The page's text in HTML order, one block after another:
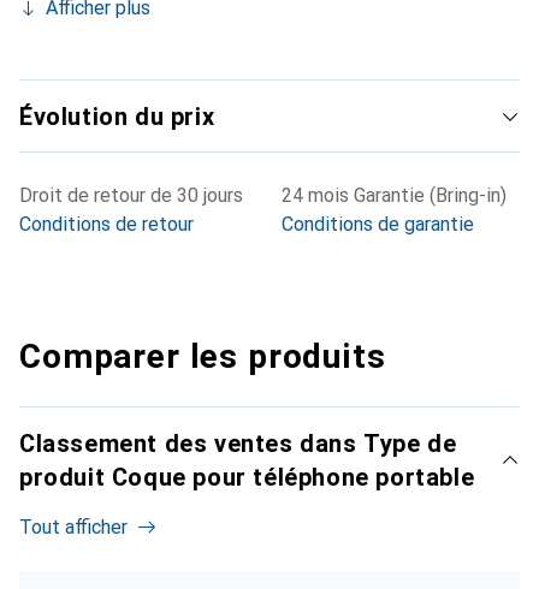
Afficher plus
Évolution du prix
Droit de retour de 30 jours
Conditions de retour
24 mois Garantie (Bring-in)
Conditions de garantie
Comparer les produits
Classement des ventes dans Type de
produit Coque pour téléphone portable
Tout afficher